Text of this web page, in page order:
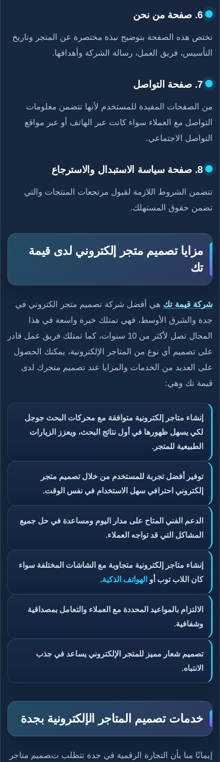
6. صفحة من نحن
تختص هذه الصفحة بتوضيح نبذة مختصرة عن المتجر وتاريخ
التأسيس، فريق العمل، رسالة الشركة وأهدافها.
7. صفحة التواصل
من الصفحات المفيدة للمستخدم لأنها تتضمن معلومات
التواصل مع العملاء سواء كانت عبر الهاتف أو عبر مواقع
التواصل الاجتماعي.
8. صفحة سياسة الاستبدال والاسترجاع
تتضمن الشروط اللازمة لقبول مرتجعات المنتجات والتي
تضمن حقوق المستهلك.
مزايا تصميم متجر إلكتروني لدى قيمة
تك
شركة قيمة تك هي أفضل شركة تصميم متجر الكتروني في
جدة والشرق الأوسط، فهي تمتلك خبرة واسعة في هذا
المجال تصل لأكثر من 10 سنوات، كما تمتلك فريق عمل قادر
على تصميم أي نوع من المتاجر الإلكترونية، يمكنك الحصول
على العديد من الخدمات والمزايا عند تصميم متجرك لدى
قيمة تك وهي:
إنشاء متاجر إلكترونية متوافقة مع محركات البحث جوجل
لكي يسهل ظهورها في أول نتائج البحث، ويعزز الزيارات
الطبيعية للمتجر.
توفير أفضل تجربة للمستخدم من خلال تصميم متجر
إلكتروني احترافي سهل الاستخدام في نفس الوقت.
الدعم الفني المتاح على مدار اليوم ومساعدة في حل جميع
المشاكل التي قد تواجه العملاء.
إنشاء متاجر إلكترونية متجاوبة مع الشاشات المختلفة سواء
كان اللاب توب أو الهواتف الذكية.
الالتزام بالمواعيد المحددة مع العملاء والتعامل بمصداقية
وشفافية.
تصميم شعار مميز للمتجر الإلكتروني يساعد في جذب
الانتباه.
خدمات تصميم المتاجر الإلكترونية بجدة
إيمانًا منا بأن التجارة الرقمية في جدة تتطلب تصميم متاجر